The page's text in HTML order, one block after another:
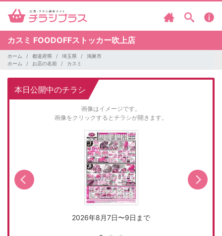
カスミ FOODOFFストッカー吹上店
ホーム 都道府県 埼玉県
鴻巣市
ホーム
お店の名前 カスミ
本日公開中のチラシ
画像はイメージです。
画像をクリックするとチラシが開きます。
2026年8月7日〜9日まで